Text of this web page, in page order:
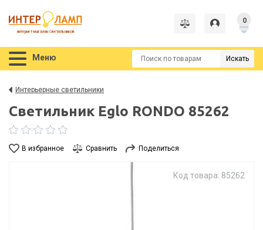
интернет-магазин светильников
0
Меню Искать
Интерьерные светильники
Светильник Eglo RONDO 85262
В избранное Сравнить Поделиться
Код товара: 85262